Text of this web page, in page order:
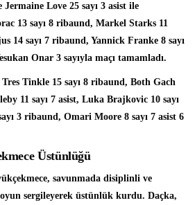
Jermaine Love 25 sayı 3 asist ile
13 sayı 8 ribaund, Markel Starks 11
14 sayı 7 ribaund, Yannick Franke 8 sayı
Onar 3 sayıyla maçı tamamladı.
Tres Tinkle 15 sayı 8 ribaund, Both Gach
11 sayı 7 asist, Luka Brajkovic 10 sayı
3 ribaund, Omari Moore 8 sayı 7 asist 6
Üstünlüğü
savunmada disiplinli ve
sergileyerek üstünlük kurdu. Daçka,